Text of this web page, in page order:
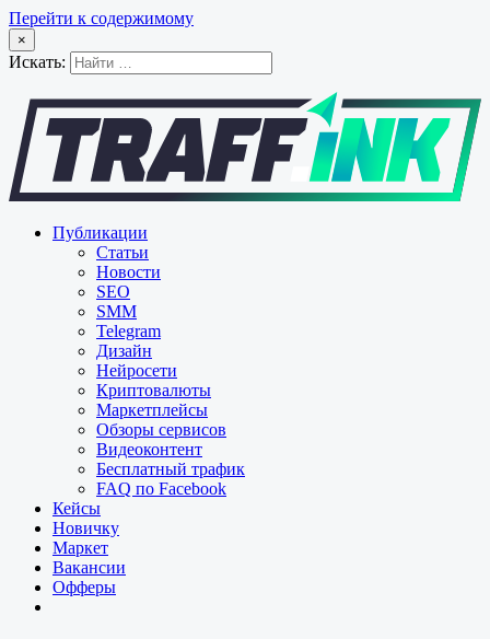
Перейти к содержимому
×
Искать:
Публикации
Статьи
Новости
SEO
SMM
Telegram
Дизайн
Нейросети
Криптовалюты
Маркетплейсы
Обзоры сервисов
Видеоконтент
Бесплатный трафик
FAQ по Facebook
Кейсы
Новичку
Маркет
Вакансии
Офферы